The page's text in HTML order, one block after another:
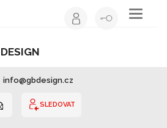
Toggle
info@gbdesign.cz
SLEDOVAT